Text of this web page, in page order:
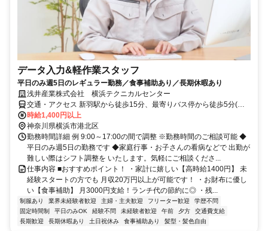
データ入力&軽作業スタッフ
平日のみ週5日のレギュラー勤務／食事補助あり／長期休暇あり
浅井産業株式会社 横浜テクニカルセンター
交通・アクセス 新羽駅から徒歩15分、最寄りバス停から徒歩5分(綱
島駅～新羽駅間)
時給1,400円以上
神奈川県横浜市港北区
勤務時間詳細 例 9:00～17:00の間で調整 ※勤務時間のご相談可能 ◆
平日のみ週5日の勤務です ◆家庭行事・お子さんの看病などで 出勤が
難しい際はシフト調整を いたします。気軽にご相談くださ...
仕事内容 ■おすすめポイント！ ・家計に嬉しい【高時給1400円】 未
経験スタートの方でも 月収20万円以上が可能です！ ・お財布に優し
い【食事補助】 月3000円支給！ランチ代の節約に◎ ・残...
制服あり 業界未経験者歓迎 主婦・主夫歓迎 フリーター歓迎
学歴不問
固定時間制
平日のみOK 経験不問 未経験者歓迎 午前 夕方
交通費支給
長期歓迎
長期休暇あり 土日祝休み 食事補助あり 髪型・髪色自由